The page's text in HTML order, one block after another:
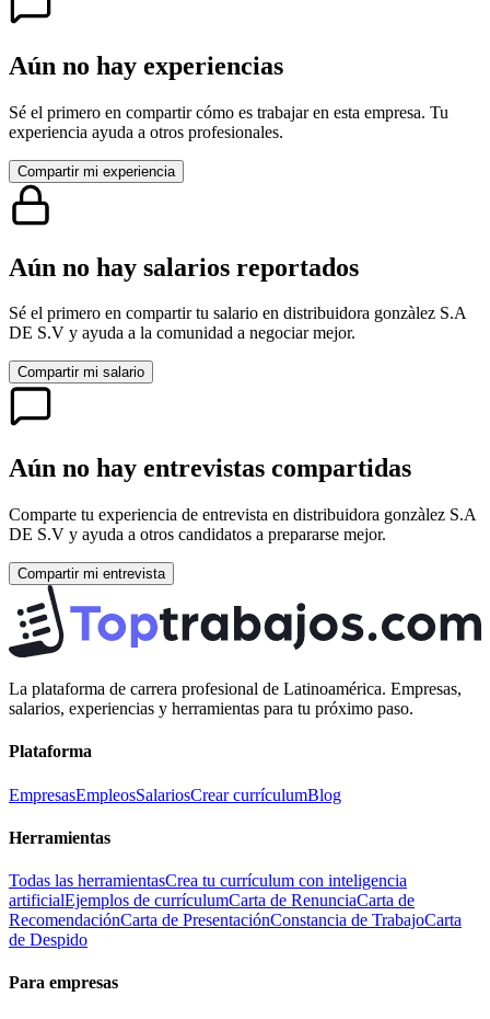
Aún no hay experiencias
Sé el primero en compartir cómo es trabajar en esta empresa. Tu
experiencia ayuda a otros profesionales.
Compartir mi experiencia
Aún no hay salarios reportados
Sé el primero en compartir tu salario en distribuidora gonzàlez S.A
DE S.V y ayuda a la comunidad a negociar mejor.
Compartir mi salario
Aún no hay entrevistas compartidas
Comparte tu experiencia de entrevista en distribuidora gonzàlez S.A
DE S.V y ayuda a otros candidatos a prepararse mejor.
Compartir mi entrevista
La plataforma de carrera profesional de Latinoamérica. Empresas,
salarios, experiencias y herramientas para tu próximo paso.
Plataforma
EmpresasEmpleosSalariosCrear currículumBlog
Herramientas
Todas las herramientasCrea tu currículum con inteligencia
artificialEjemplos de currículumCarta de RenunciaCarta de
RecomendaciónCarta de PresentaciónConstancia de TrabajoCarta
de Despido
Para empresas